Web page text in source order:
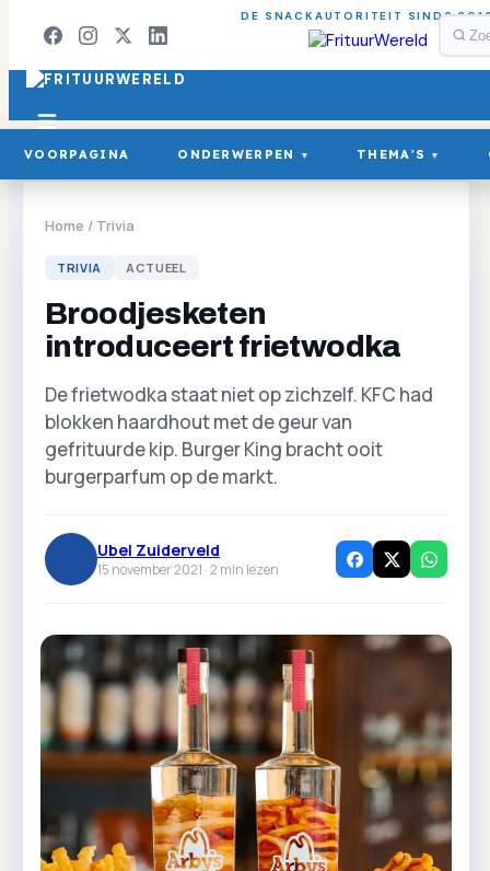
DE SNACKAUTORITEIT SINDS
VOORPAGINA ONDERWERPEN ▾ THEMA'S ▾
Home / Trivia
TRIVIA ACTUEEL
Broodjesketen
introduceert frietwodka
De frietwodka staat niet op zichzelf. KFC had
blokken haardhout met de geur van
gefrituurde kip. Burger King bracht ooit
burgerparfum op de markt.
Ubel Zuiderveld
15 november 2021 ·2 min lezen